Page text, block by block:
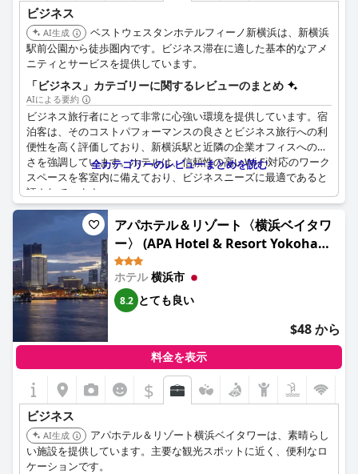
ビジネス
AI生成
ベストウェスタンホテルフィーノ新横浜は、新横浜
駅前公園から徒歩圏内です。ビジネス滞在に適した基本的なアメ
ニティとサービスを提供しています。
「ビジネス」カテゴリーに関するレビューのまとめ
AIによる要約
ビジネス旅行者にとって非常に心強い環境を提供しています。宿
泊客は、そのコストパフォーマンスの良さとビジネス旅行への利
便性を高く評価しており、新横浜駅と近隣の企業オフィスへの近
さを強調しています。ホテルは、信頼性の高いWi-Fi対応のワーク
スペースを客室内に備えており、ビジネスニーズに最適であると
評されています。
ビジネス宿泊施設の有効性は、2台のノートパソコンを置ける
広々としたデスクと、1階のワークエリアによって補完されてい
ます。長時間労働者向けに電子レンジも用意されています。ホテ
ルのロケーションは理想的であり、近くにコンビニエンスストア
があることで滞在の利便性が向上しています。毎朝タクシーを依
頼できる機能など、ビジネス業務をサポートすることを目的とし
た施設とサービスが充実しており、長期のビジネス滞在に最適で
す。宿泊客は一貫して、ビジネス旅行に最適なロケーションとオ
プションであると見なしており、働くプロフェッショナルにとっ
ての全体的な適合性を強調しています。
全カテゴリーのレビューまとめを読む
アパホテル＆リゾート〈横浜ベイタワ
ー〉 (APA Hotel & Resort Yokohama
Bay Tower)
ホテル横浜市
8.2 とても良い
$48 から
料金を表示
$
ビジネス
AI生成
アパホテル＆リゾート横浜ベイタワーは、素晴らし
い施設を提供しています。主要な観光スポットに近く、便利なロ
ケーションです。